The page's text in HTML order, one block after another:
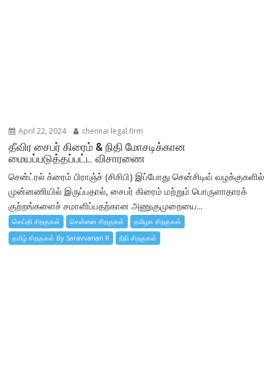
April 22, 2024 chennai legal firm
தீவிர சைபர் கிரைம் & நிதி மோசடிக்கான
மையப்படுத்தப்பட்ட விசாரணை
சென்ட்ரல் க்ரைம் பிராஞ்ச் (சிசிபி) இப்போது சென்சிடிவ் வழக்குகளில்
முன்னணியில் இருப்பதால், சைபர் கிரைம் மற்றும் பொருளாதாரக்
குற்றங்களைச் சமாளிப்பதற்கான அணுகுமுறையை...
செய்தி சிறகுகள் சென்னை சிறகுகள்
தமிழக சிறகுகள்
தமிழ் சிறகுகள் By Saravvanan R
நீதி சிறகுகள்